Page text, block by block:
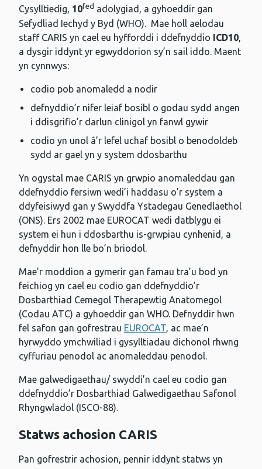
Cysylltiedig, 10fed adolygiad, a gyhoeddir gan
Sefydliad Iechyd y Byd (WHO). Mae holl aelodau
staff CARIS yn cael eu hyfforddi i ddefnyddio ICD10,
a dysgir iddynt yr egwyddorion sy’n sail iddo. Maent
yn cynnwys:
codio pob anomaledd a nodir
defnyddio’r nifer leiaf bosibl o godau sydd angen
i ddisgrifio’r darlun clinigol yn fanwl gywir
codio yn unol â’r lefel uchaf bosibl o benodoldeb
sydd ar gael yn y system ddosbarthu
Yn ogystal mae CARIS yn grwpio anomaleddau gan
ddefnyddio fersiwn wedi’i haddasu o’r system a
ddyfeisiwyd gan y Swyddfa Ystadegau Genedlaethol
(ONS). Ers 2002 mae EUROCAT wedi datblygu ei
system ei hun i ddosbarthu is-grwpiau cynhenid, a
defnyddir hon lle bo’n briodol.
Mae’r moddion a gymerir gan famau tra’u bod yn
feichiog yn cael eu codio gan ddefnyddio’r
Dosbarthiad Cemegol Therapewtig Anatomegol
(Codau ATC) a gyhoeddir gan WHO. Defnyddir hwn
fel safon gan gofrestrau EUROCAT, ac mae’n
hyrwyddo ymchwiliad i gysylltiadau dichonol rhwng
cyffuriau penodol ac anomaleddau penodol.
Mae galwedigaethau/ swyddi’n cael eu codio gan
ddefnyddio’r Dosbarthiad Galwedigaethau Safonol
Rhyngwladol (ISCO-88).
Statws achosion CARIS
Pan gofrestrir achosion, pennir iddynt statws yn